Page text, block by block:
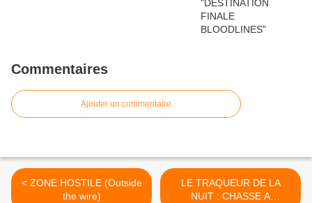
Commentaires
Ajouter un commentaire
< ZONE HOSTILE (Outside
the wire)
LE TRAQUEUR DE LA
NUIT : CHASSE A